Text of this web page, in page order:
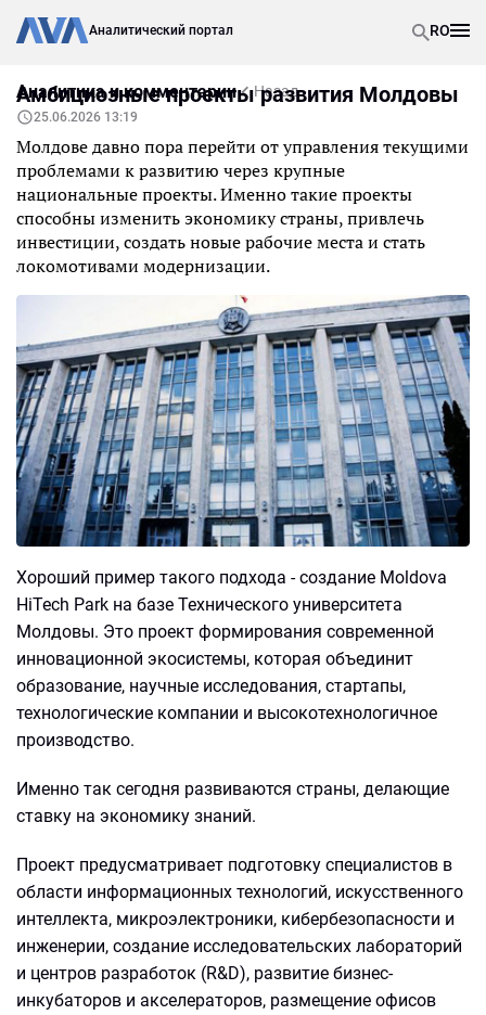
Аналитический портал RO
Аналитика и комментарии Назад
Амбициозные проекты развития Молдовы
25.06.2026 13:19
Молдове давно пора перейти от управления текущими
проблемами к развитию через крупные
национальные проекты. Именно такие проекты
способны изменить экономику страны, привлечь
инвестиции, создать новые рабочие места и стать
локомотивами модернизации.
Хороший пример такого подхода - создание Moldova
HiTech Park на базе Технического университета
Молдовы. Это проект формирования современной
инновационной экосистемы, которая объединит
образование, научные исследования, стартапы,
технологические компании и высокотехнологичное
производство.
Именно так сегодня развиваются страны, делающие
ставку на экономику знаний.
Проект предусматривает подготовку специалистов в
области информационных технологий, искусственного
интеллекта, микроэлектроники, кибербезопасности и
инженерии, создание исследовательских лабораторий
и центров разработок (R&D), развитие бизнес-
инкубаторов и акселераторов, размещение офисов